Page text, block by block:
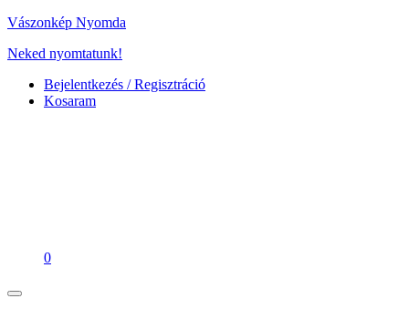
Vászonkép Nyomda
Neked nyomtatunk!
Bejelentkezés / Regisztráció
Kosaram
0